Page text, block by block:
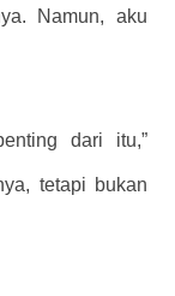
Namun, aku
dari itu,”
tetapi bukan